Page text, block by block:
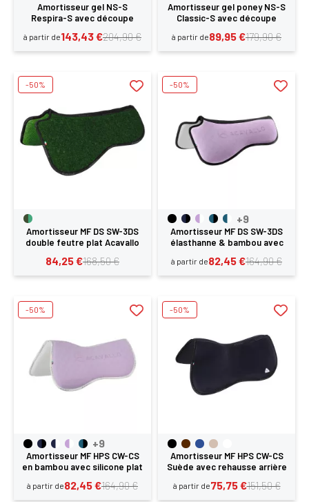
Amortisseur gel NS-S
Respira-S avec découpe
à partir de 204,90 €
143,43 €
Amortisseur gel poney NS-S
Classic-S avec découpe
à partir de 179,90 €
89,95 €
Amortisseur MF DS SW-3DS
double feutre plat Acavallo
168,50 €
84,25 €
-50%
+9
Amortisseur MF DS SW-3DS
élasthanne & bambou avec
à partir de 164,90 €
82,45 €
-50%
+9
Amortisseur MF HPS CW-CS
en bambou avec silicone plat
à partir de 164,90 €
82,45 €
-50%
Amortisseur MF HPS CW-CS
Suède avec rehausse arrière
à partir de 151,50 €
75,75 €
-50%